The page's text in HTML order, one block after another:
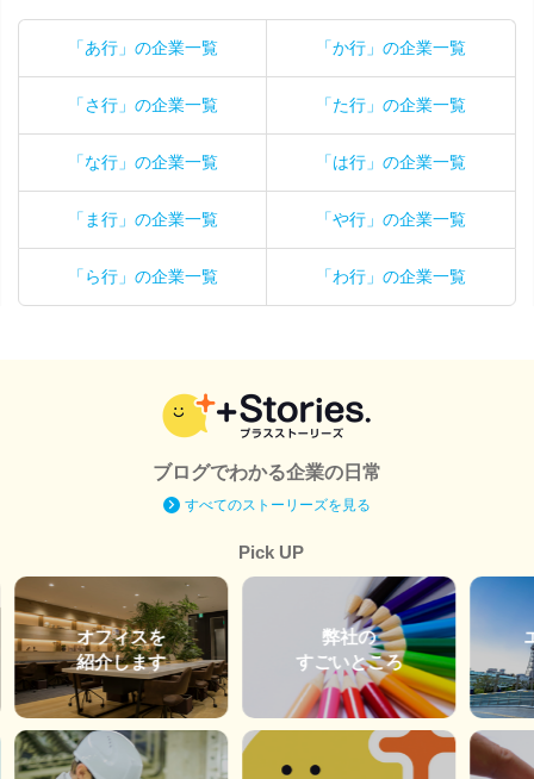
「あ行」の企業一覧 「か行」の企業一覧
「さ行」の企業一覧 「た行」の企業一覧
「な行」の企業一覧 「は行」の企業一覧
「ま行」の企業一覧 「や行」の企業一覧
「ら行」の企業一覧 「わ行」の企業一覧
ブログでわかる企業の日常
すべてのストーリーズを見る
Pick UP
オフィスを
紹介します
弊社の
すごいところ